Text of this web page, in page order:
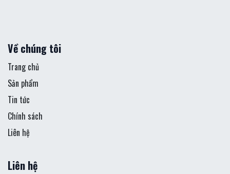
Về chúng tôi
Trang chủ
Sản phẩm
Tin tức
Chính sách
Liên hệ
Liên hệ